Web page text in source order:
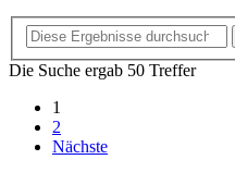
Die Suche ergab 50 Treffer
1
2
Nächste